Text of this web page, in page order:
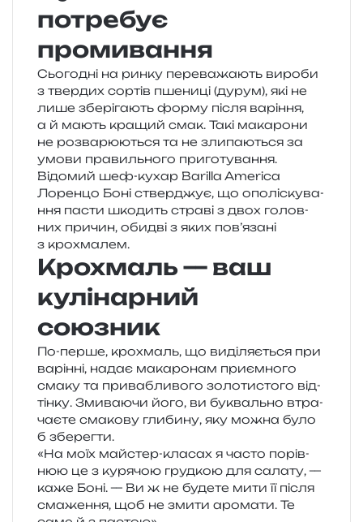
потребує
промивання
Сьогодні на ринку пере­ва­жа­ють виро­би
з твер­дих сор­тів пше­ни­ці (дурум), які не
лише збе­рі­га­ють форму після варі­н­ня,
а й мають кра­щий смак. Такі мака­ро­ни
не роз­ва­рю­ю­ться та не зли­па­ю­ться за
умови пра­виль­но­го приготування.
Відомий шеф-кухар Barilla America
Лоренцо Боні ствер­джує, що опо­лі­ску­ва­
н­ня пасти шко­дить стра­ві з двох голов­
них при­чин, оби­дві з яких пов’язані
з крохмалем.
Крохмаль — ваш
кулінарний
союзник
По-перше, кро­хмаль, що виді­ля­є­ться при
варін­ні, надає мака­ро­нам при­єм­но­го
смаку та при­ва­бли­во­го золо­ти­сто­го від­
тін­ку. Змиваючи його, ви букваль­но втра­
ча­є­те сма­ко­ву гли­би­ну, яку можна було
б зберегти.
«На моїх май­стер-кла­сах я часто порів­
нюю це з куря­чою груд­кою для сала­ту, —
каже Боні. — Ви ж не буде­те мити її після
сма­же­н­ня, щоб не змити аро­ма­ти. Те